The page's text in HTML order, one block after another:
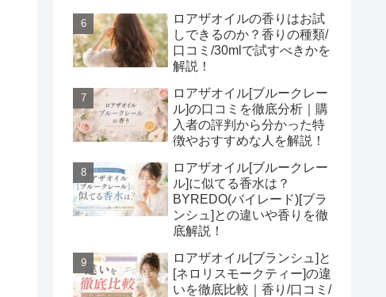
ロアザオイルの香りはお試
しできるのか？香りの種類/
口コミ/30mlで試すべきかを
解説！
ロアザオイル[ブルークレー
ル]の口コミを徹底分析｜購
入者の評判から分かった特
徴やおすすめな人を解説！
ロアザオイル[ブルークレー
ル]に似てる香水は？
BYREDO(バイレード)[ブラ
ンシュ]との違いや香りを徹
底解説！
ロアザオイル[ブランシュ]と
[ネロリスモークティー]の違
いを徹底比較｜香り/口コミ/